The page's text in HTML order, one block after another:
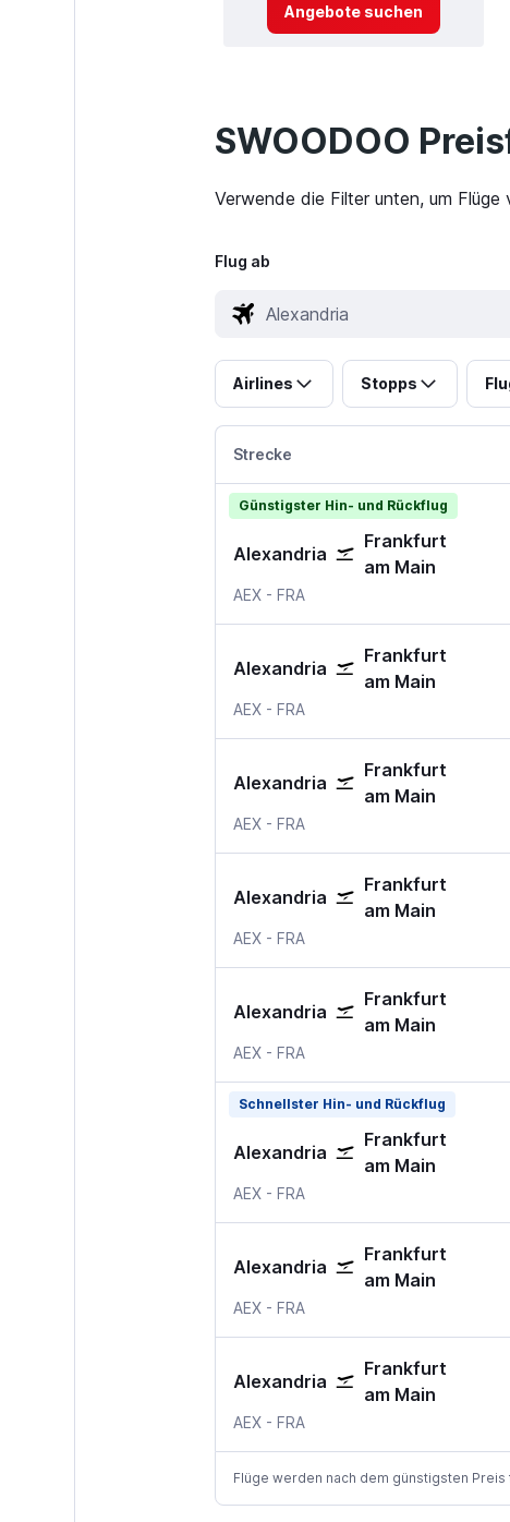
Angebote suchen
SWOODOO
Verwende die Filter unten, um
Flug ab
Airlines Stopps
Strecke
Günstigster Hin- und Rückflug
Alexandria
Frankfurt
am Main
AEX Alexandria Intl, USA
- FRA
Alexandria
Frankfurt
am Main
AEX Alexandria Intl, USA
- FRA
Alexandria
Frankfurt
am Main
AEX Alexandria Intl, USA
- FRA
Alexandria
Frankfurt
am Main
AEX Alexandria Intl, USA
- FRA
Alexandria
Frankfurt
am Main
AEX Alexandria Intl, USA
- FRA
Schnellster Hin- und Rückflug
Alexandria
Frankfurt
am Main
AEX Alexandria Intl, USA
- FRA
Alexandria
Frankfurt
am Main
AEX Alexandria Intl, USA
- FRA
Alexandria
Frankfurt
am Main
AEX Alexandria Intl, USA
- FRA
Flüge werden nach dem günstigsten